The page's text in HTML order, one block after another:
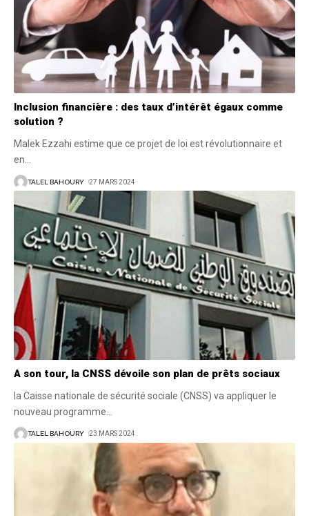
Inclusion financière : des taux d’intérêt égaux comme
solution ?
Malek Ezzahi estime que ce projet de loi est révolutionnaire et
en
TALEL BAHOURY 27 MARS 2024
A son tour, la CNSS dévoile son plan de prêts sociaux
la Caisse nationale de sécurité sociale (CNSS) va appliquer le
nouveau programme
TALEL BAHOURY 23 MARS 2024